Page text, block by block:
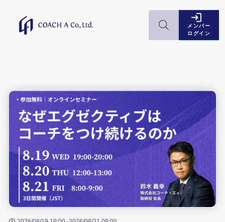
メンバー
ログイン